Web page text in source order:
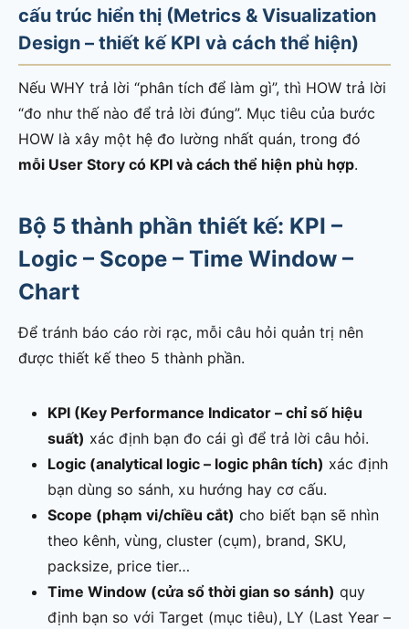
cấu trúc hiển thị (Metrics & Visualization
Design – thiết kế KPI và cách thể hiện)
Nếu WHY trả lời “phân tích để làm gì”, thì HOW trả lời
“đo như thế nào để trả lời đúng”. Mục tiêu của bước
HOW là xây một hệ đo lường nhất quán, trong đó
mỗi User Story có KPI và cách thể hiện phù hợp.
Bộ 5 thành phần thiết kế: KPI –
Logic – Scope – Time Window –
Chart
Để tránh báo cáo rời rạc, mỗi câu hỏi quản trị nên
được thiết kế theo 5 thành phần.
KPI (Key Performance Indicator – chỉ số hiệu
suất) xác định bạn đo cái gì để trả lời câu hỏi.
Logic (analytical logic – logic phân tích) xác định
bạn dùng so sánh, xu hướng hay cơ cấu.
Scope (phạm vi/chiều cắt) cho biết bạn sẽ nhìn
theo kênh, vùng, cluster (cụm), brand, SKU,
packsize, price tier…
Time Window (cửa sổ thời gian so sánh) quy
định bạn so với Target (mục tiêu), LY (Last Year –